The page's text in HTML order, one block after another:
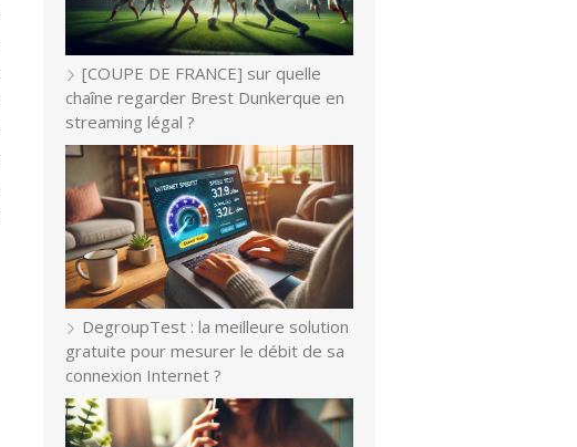
[COUPE DE FRANCE] sur quelle
chaîne regarder Brest Dunkerque en
streaming légal ?
DegroupTest : la meilleure solution
gratuite pour mesurer le débit de sa
connexion Internet ?